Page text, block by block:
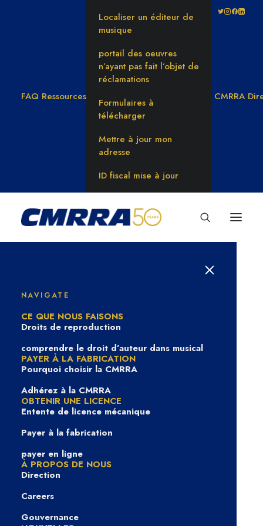
FAQ Ressources
Localiser un éditeur de
musique
portail des oeuvres
n’ayant pas fait l’objet de
réclamations
Formulaires à
télécharger
Mettre à jour mon
adresse
ID fiscal mise à jour
CMRRA
NAVIGATE
CE QUE NOUS FAISONS
Droits de reproduction
comprendre le droit d’auteur dans musical
PAYER À LA FABRICATION
Pourquoi choisir la CMRRA
Adhérez à la CMRRA
OBTENIR UNE LICENCE
Entente de licence mécanique
Payer à la fabrication
payer en ligne
À PROPOS DE NOUS
Direction
Careers
Gouvernance
Avant-scène : Elyssa
InAvant-Scène